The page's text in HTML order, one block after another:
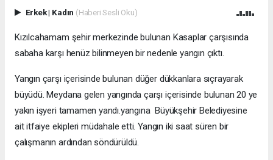
Erkek| Kadın (Haberi Sesli Oku)
Kızılcahamam şehir merkezinde bulunan Kasaplar çarşısında
sabaha karşı henüz bilinmeyen bir nedenle yangın çıktı.
Yangın çarşı içerisinde bulunan düğer dükkanlara sıçrayarak
büyüdü. Meydana gelen yangında çarşı içerisinde bulunan 20 ye
yakın işyeri tamamen yandı.yangına Büyükşehir Belediyesine
ait itfaiye ekipleri müdahale etti. Yangın iki saat süren bir
çalışmanın ardından söndürüldü.